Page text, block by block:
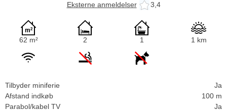
Eksterne anmeldelser 3,4
62 m² 2 1 1 km
Tilbyder miniferie
Ja
Afstand indkøb
100 m
Parabol/kabel TV
Ja